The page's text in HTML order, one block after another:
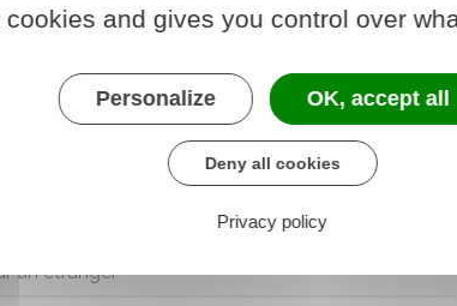
Schengen
lors du contrôle ?
un étranger
and gives you control over
Personalize OK, accept all
Deny all cookies
Privacy policy